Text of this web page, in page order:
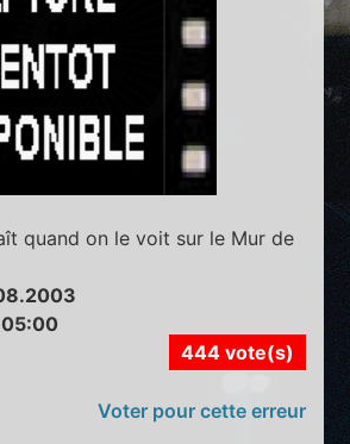
quand on le voit sur le Mur de
444 vote(s)
Voter pour cette erreur